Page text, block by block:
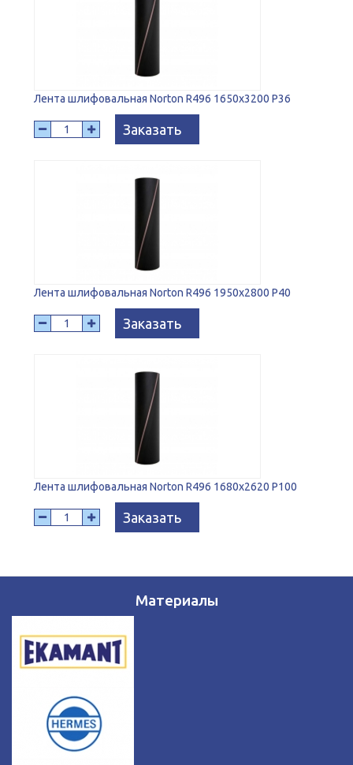
Лента шлифовальная Norton R496 1650x3200 P36
Заказать
Лента шлифовальная Norton R496 1950x2800 P40
Заказать
Лента шлифовальная Norton R496 1680x2620 P100
Заказать
Материалы